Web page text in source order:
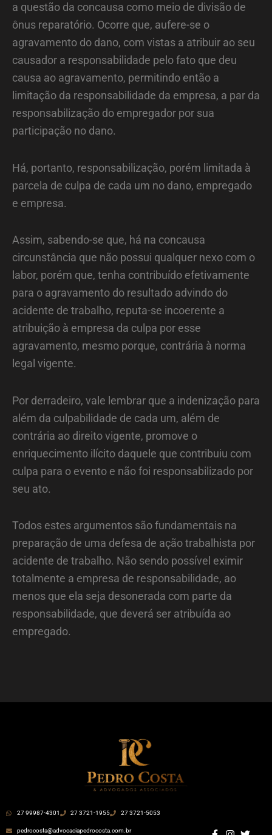
a questão da concausa como meio de divisão de
ônus reparatório. Ocorre que, aufere-se o
agravamento do dano, com vistas a atribuir ao seu
causador a responsabilidade pelo fato que deu
causa ao agravamento, permitindo então a
limitação da responsabilidade da empresa, a par da
responsabilização do empregador por sua
participação no dano.
Há, portanto, responsabilização, porém limitada à
parcela de culpa de cada um no dano, empregado
e empresa.
Assim, sabendo-se que, há na concausa
circunstância que não possui qualquer nexo com o
labor, porém que, tenha contribuído efetivamente
para o agravamento do resultado advindo do
acidente de trabalho, reputa-se incoerente a
atribuição à empresa da culpa por esse
agravamento, mesmo porque, contrária à norma
legal vigente.
Por derradeiro, vale lembrar que a indenização para
além da culpabilidade de cada um, além de
contrária ao direito vigente, promove o
enriquecimento ilícito daquele que contribuiu com
culpa para o evento e não foi responsabilizado por
seu ato.
Todos estes argumentos são fundamentais na
preparação de uma defesa de ação trabalhista por
acidente de trabalho. Não sendo possível eximir
totalmente a empresa de responsabilidade, ao
menos que ela seja desonerada com parte da
responsabilidade, que deverá ser atribuída ao
empregado.
27 99987-4301 27 3721-1955 27 3721-5053
pedrocosta@advocaciapedrocosta.com.br